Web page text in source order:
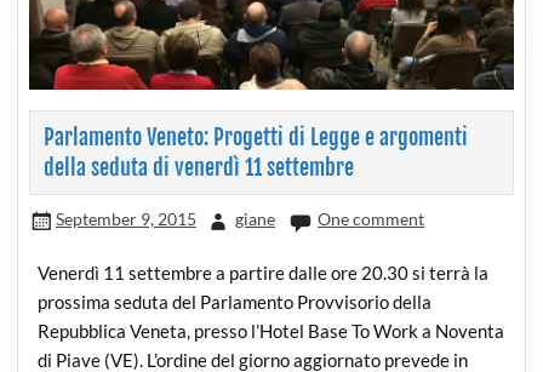
Parlamento Veneto: Progetti di Legge e argomenti
della seduta di venerdì 11 settembre
September 9, 2015 giane One comment
Venerdì 11 settembre a partire dalle ore 20.30 si terrà la
prossima seduta del Parlamento Provvisorio della
Repubblica Veneta, presso l’Hotel Base To Work a Noventa
di Piave (VE). L’ordine del giorno aggiornato prevede in